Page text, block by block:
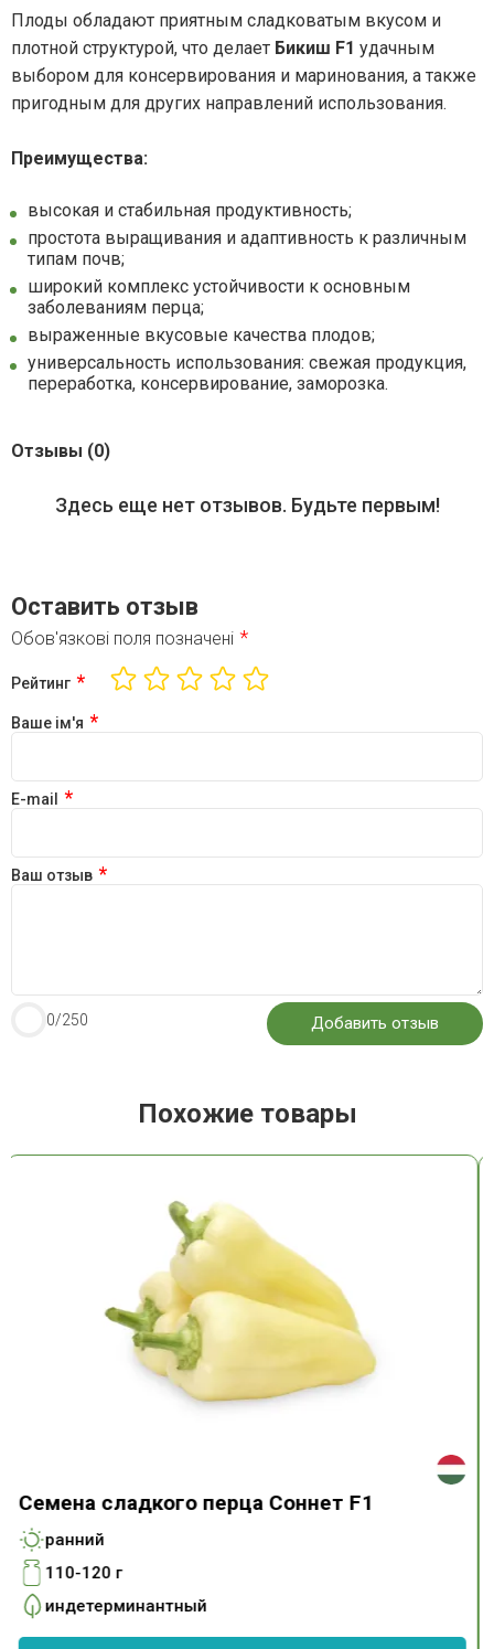
Плоды обладают приятным сладковатым вкусом и
плотной структурой, что делает Бикиш F1 удачным
выбором для консервирования и маринования, а также
пригодным для других направлений использования.
Преимущества:
высокая и стабильная продуктивность;
простота выращивания и адаптивность к различным
типам почв;
широкий комплекс устойчивости к основным
заболеваниям перца;
выраженные вкусовые качества плодов;
универсальность использования: свежая продукция,
переработка, консервирование, заморозка.
Отзывы (0)
Здесь еще нет отзывов. Будьте первым!
Оставить отзыв
Обов'язкові поля позначені *
Рейтинг *
Ваше ім'я *
E-mail *
Ваш отзыв *
0/250
Похожие товары
Семена сладкого перца Соннет F1
ранний
110-120 г
индетерминантный